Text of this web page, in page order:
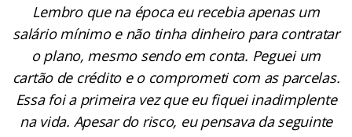
Lembro que na época eu recebia apenas um
salário mínimo e não tinha dinheiro para contratar
o plano, mesmo sendo em conta. Peguei um
cartão de crédito e o comprometi com as parcelas.
Essa foi a primeira vez que eu fiquei inadimplente
na vida. Apesar do risco, eu pensava da seguinte